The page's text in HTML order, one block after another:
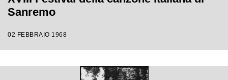
Sanremo
02 FEBBRAIO 1968